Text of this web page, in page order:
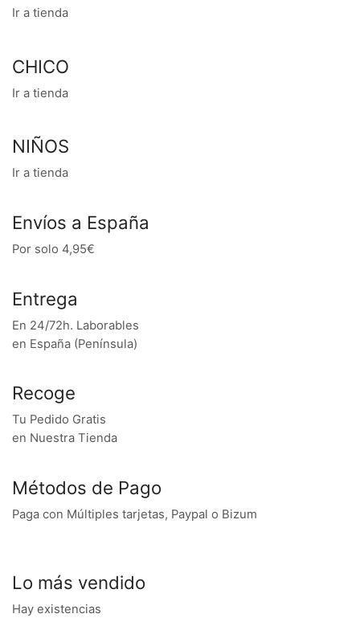
Ir a tienda
CHICO
Ir a tienda
NIÑOS
Ir a tienda
Envíos a España
Por solo 4,95€
Entrega
En 24/72h. Laborables
en España (Península)
Recoge
Tu Pedido Gratis
en Nuestra Tienda
Métodos de Pago
Paga con Múltiples tarjetas, Paypal o Bizum
Lo más vendido
Hay existencias